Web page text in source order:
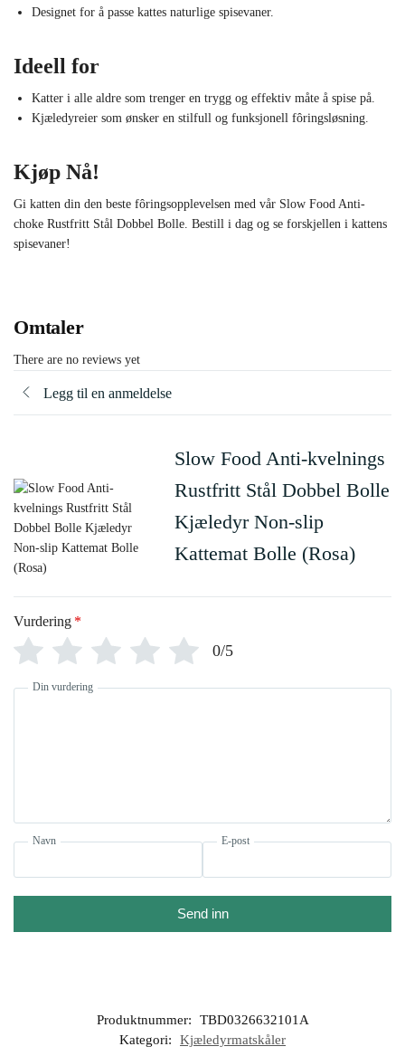
Designet for å passe kattes naturlige spisevaner.
Ideell for
Katter i alle aldre som trenger en trygg og effektiv måte å spise på.
Kjæledyreier som ønsker en stilfull og funksjonell fôringsløsning.
Kjøp Nå!
Gi katten din den beste fôringsopplevelsen med vår Slow Food Anti-
choke Rustfritt Stål Dobbel Bolle. Bestill i dag og se forskjellen i kattens
spisevaner!
Omtaler
There are no reviews yet
Legg til en anmeldelse
Slow Food Anti-kvelnings
Rustfritt Stål Dobbel Bolle
Kjæledyr Non-slip
Kattemat Bolle (Rosa)
Vurdering *
0/5
Din vurdering
Navn E-post
Send inn
Produktnummer:
TBD0326632101A
Kategori:
Kjæledyrmatskåler